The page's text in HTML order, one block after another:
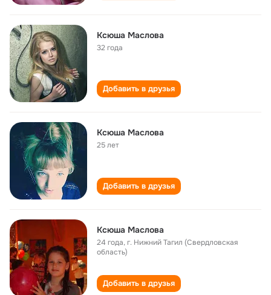
Ксюша Маслова
32 года
Добавить в друзья
Ксюша Маслова
25 лет
Добавить в друзья
Ксюша Маслова
24 года,г. Нижний Тагил (Свердловская
область)
Добавить в друзья